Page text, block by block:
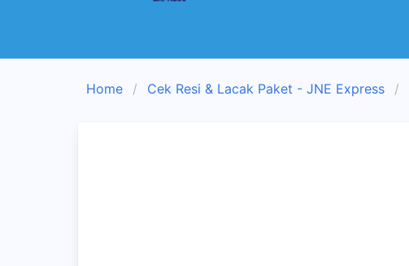
Home Cek Resi & Lacak Paket - JNE Express